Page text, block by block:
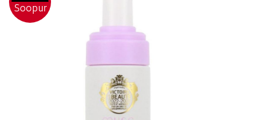
Soopur